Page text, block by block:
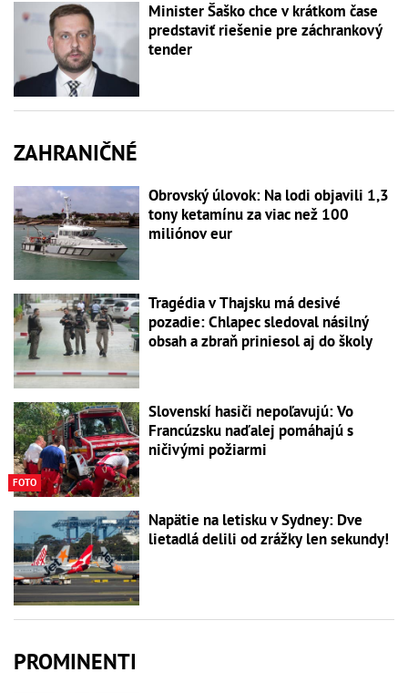
Minister Šaško chce v krátkom čase
predstaviť riešenie pre záchrankový
tender
ZAHRANIČNÉ
Obrovský úlovok: Na lodi objavili 1,3
tony ketamínu za viac než 100
miliónov eur
Tragédia v Thajsku má desivé
pozadie: Chlapec sledoval násilný
obsah a zbraň priniesol aj do školy
FOTO
Slovenskí hasiči nepoľavujú: Vo
Francúzsku naďalej pomáhajú s
ničivými požiarmi
Napätie na letisku v Sydney: Dve
lietadlá delili od zrážky len sekundy!
PROMINENTI